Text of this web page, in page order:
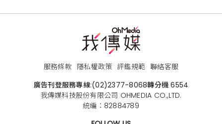
服務條款 隱私權政策 評鑑規範 聯絡客服
廣告刊登服務專線:(02)2377-8068轉分機 6554
我傳媒科技股份有限公司 OHMEDIA CO.,LTD.
統編：82884789